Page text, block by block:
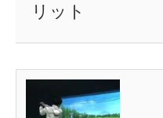
リット